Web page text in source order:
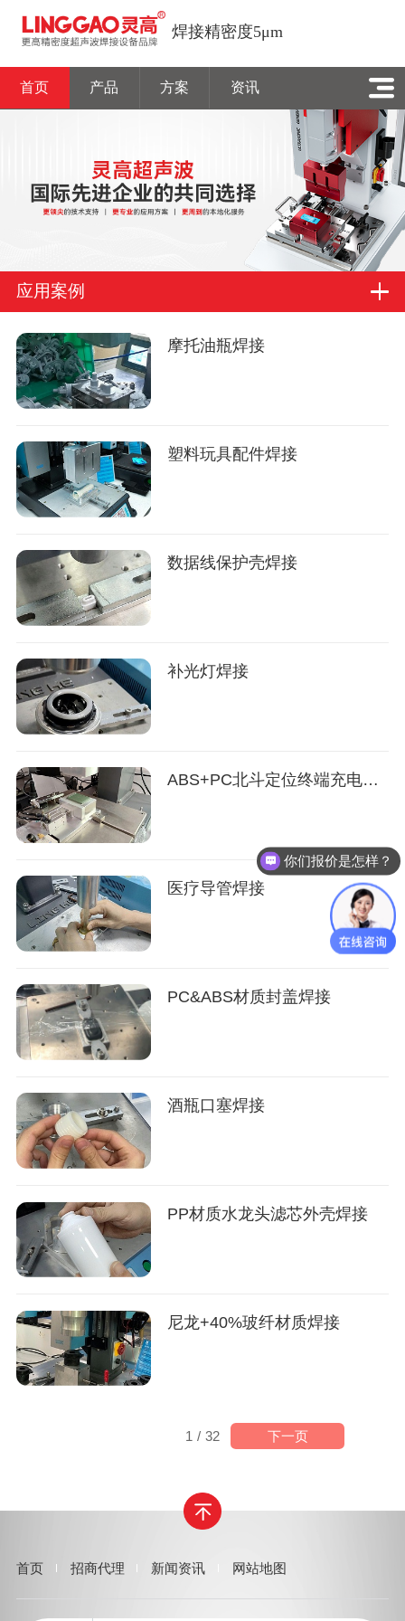
焊接精密度5μm
首页 产品 方案 资讯
应用案例
摩托油瓶焊接
塑料玩具配件焊接
数据线保护壳焊接
补光灯焊接
ABS+PC北斗定位终端充电器焊接
医疗导管焊接
PC&ABS材质封盖焊接
酒瓶口塞焊接
PP材质水龙头滤芯外壳焊接
尼龙+40%玻纤材质焊接
1 / 32 下一页
首页 招商代理 新闻资讯 网站地图
你们报价是怎样？